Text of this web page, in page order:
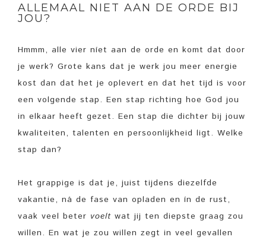
ALLEMAAL NIET AAN DE ORDE BIJ
JOU?
Hmmm, alle vier níet aan de orde en komt dat door
je werk? Grote kans dat je werk jou meer energie
kost dan dat het je oplevert en dat het tijd is voor
een volgende stap. Een stap richting hoe God jou
in elkaar heeft gezet. Een stap die dichter bij jouw
kwaliteiten, talenten en persoonlijkheid ligt. Welke
stap dan?
Het grappige is dat je, juist tijdens diezelfde
vakantie, ná de fase van opladen en ín de rust,
vaak veel beter voelt wat jij ten diepste graag zou
willen. En wat je zou willen zegt in veel gevallen